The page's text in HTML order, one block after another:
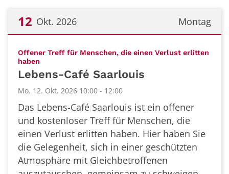
Montag
12 Okt. 2026
Offener Treff für Menschen, die einen Verlust erlitten
haben
Lebens-Café Saarlouis
Mo. 12. Okt. 2026 10:00 - 12:00
Das Lebens-Café Saarlouis ist ein offener
und kostenloser Treff für Menschen, die
einen Verlust erlitten haben. Hier haben Sie
die Gelegenheit, sich in einer geschützten
Atmosphäre mit Gleichbetroffenen